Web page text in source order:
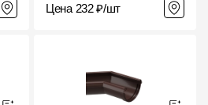
Цена 232 ₽/шт